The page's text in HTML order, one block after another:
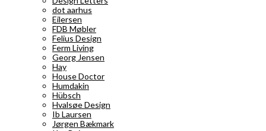
dot aarhus
Eilersen
FDB Møbler
Felius Design
Ferm Living
Georg Jensen
Hay
House Doctor
Humdakin
Hübsch
Hvalsøe Design
Ib Laursen
Jørgen Bækmark